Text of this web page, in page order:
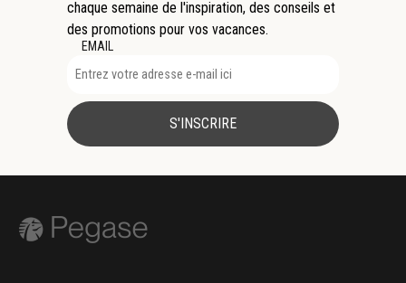
chaque semaine de l'inspiration, des conseils et
des promotions pour vos vacances.
EMAIL
S'INSCRIRE